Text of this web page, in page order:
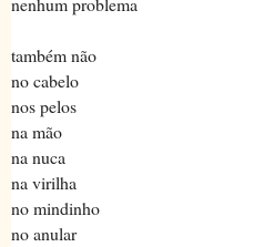
também não
no cabelo
nos pelos
na mão
na nuca
na virilha
no mindinho
no anular